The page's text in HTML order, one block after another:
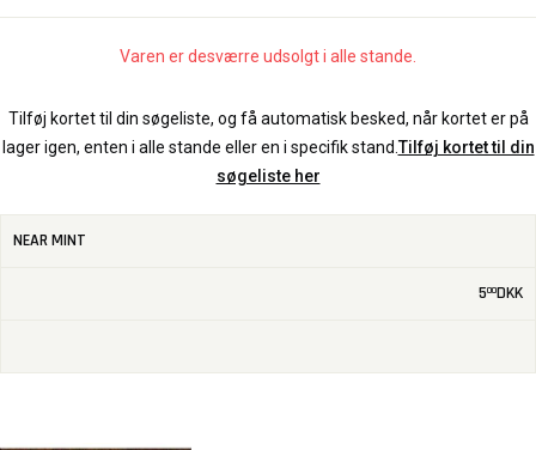
Varen er desværre udsolgt i alle stande.
Tilføj kortet til din søgeliste, og få automatisk besked, når kortet er på
lager igen, enten i alle stande eller en i specifik stand.Tilføj kortet til din
søgeliste her
NEAR MINT
500DKK